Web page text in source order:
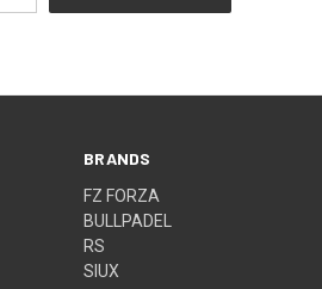
BRANDS
FZ FORZA
BULLPADEL
RS
SIUX